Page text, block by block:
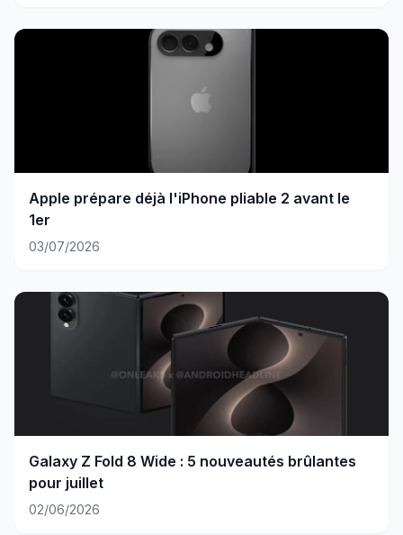
Apple prépare déjà l'iPhone pliable 2 avant le
1er
03/07/2026
Galaxy Z Fold 8 Wide : 5 nouveautés brûlantes
pour juillet
02/06/2026